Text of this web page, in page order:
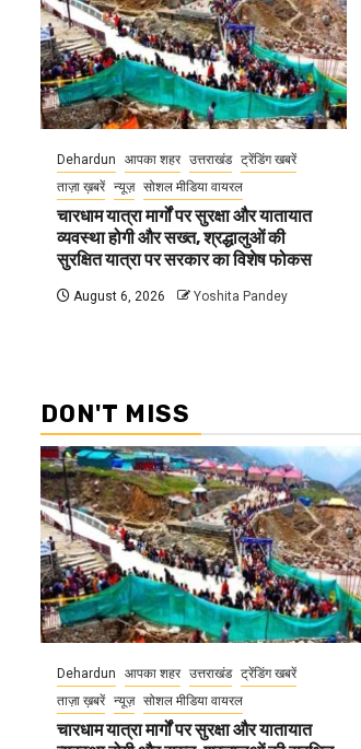
Dehardun आपका शहर उत्तराखंड ट्रेंडिंग खबरें
ताज़ा ख़बरें न्यूज़ सोशल मीडिया वायरल
चारधाम यात्रा मार्गों पर सुरक्षा और यातायात
व्यवस्था होगी और सख्त, श्रद्धालुओं की
सुरक्षित यात्रा पर सरकार का विशेष फोकस
August 6, 2026 Yoshita Pandey
DON'T MISS
Dehardun आपका शहर उत्तराखंड ट्रेंडिंग खबरें
ताज़ा ख़बरें न्यूज़ सोशल मीडिया वायरल
चारधाम यात्रा मार्गों पर सुरक्षा और यातायात